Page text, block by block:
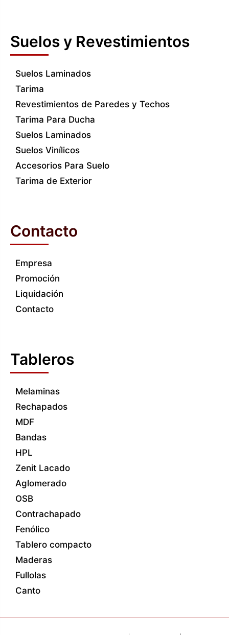
Suelos y Revestimientos
Suelos Laminados
Tarima
Revestimientos de Paredes y Techos
Tarima Para Ducha
Suelos Laminados
Suelos Vinílicos
Accesorios Para Suelo
Tarima de Exterior
Contacto
Empresa
Promoción
Liquidación
Contacto
Tableros
Melaminas
Rechapados
MDF
Bandas
HPL
Zenit Lacado
Aglomerado
OSB
Contrachapado
Fenólico
Tablero compacto
Maderas
Fullolas
Canto